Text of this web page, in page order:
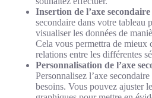
Insertion de l’axe secondaire
secondaire dans votre tableau
visualiser les données de
Cela vous permettra de mieux
relations entre les différentes
Personnalisation de l’axe
Personnalisez l’axe
besoins. Vous pouvez ajuster